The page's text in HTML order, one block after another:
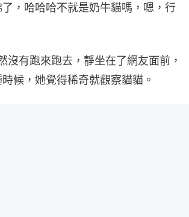
，哈哈哈不就是奶牛貓嗎，嗯，行
沒有跑來跑去，靜坐在了網友面前，
候，她覺得稀奇就觀察貓貓。